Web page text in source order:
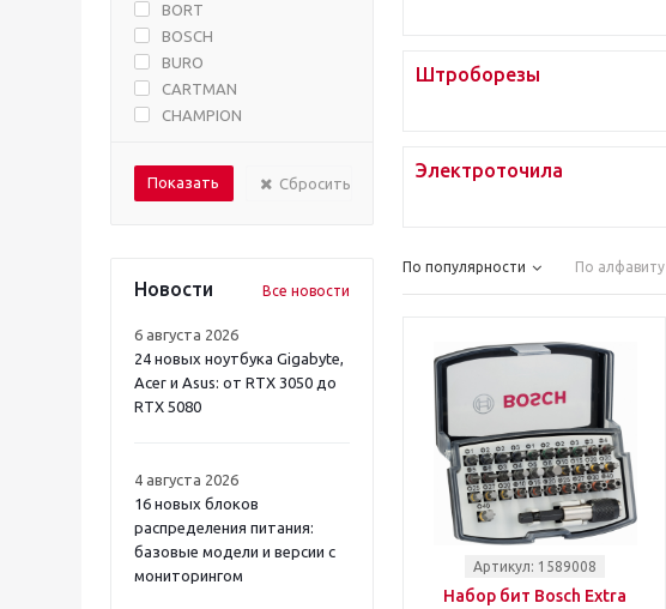
BORT
BOSCH
BURO
CARTMAN
CHAMPION
DAEWOO
DEWALT
DONGCHENG
EDON
EINHELL
FERM
FIT
FUBAG
GREENWORKS
Сбросить
Новости Все новости
6 августа 2026
24 новых ноутбука Gigabyte,
Acer и Asus: от RTX 3050 до
RTX 5080
4 августа 2026
16 новых блоков
распределения питания:
базовые модели и версии с
мониторингом
Штроборезы
Электроточила
По популярности По алфавиту
Артикул: 1589008
Набор бит Bosch Extra